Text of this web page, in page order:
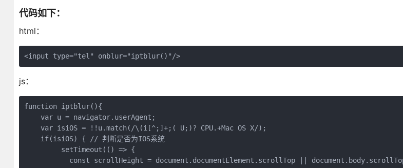
代码如下：
html：
<input type="tel" onblur="iptblur()"/>
js：
function iptblur(){
    var u = navigator.userAgent;
    var isiOS = !!u.match(/\(i[^;]+;( U;)? CPU.+Mac OS X/);
    if(isiOS) { // 判断是否为IOS系统
const scrollHeight = document.documentElement.scrollTop ||